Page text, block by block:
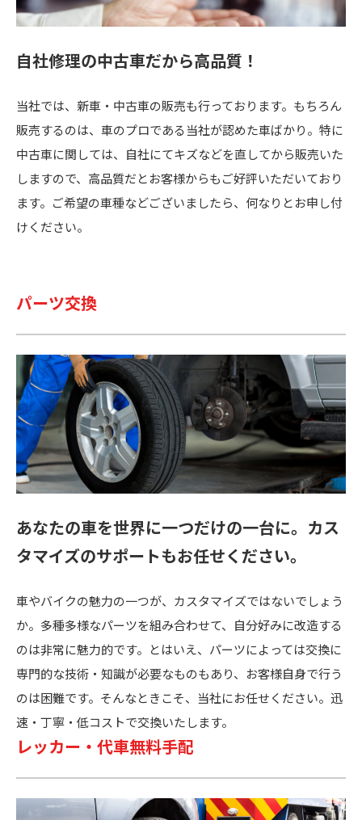
自社修理の中古車だから高品質！
当社では、新車・中古車の販売も行っております。もちろん
販売するのは、車のプロである当社が認めた車ばかり。特に
中古車に関しては、自社にてキズなどを直してから販売いた
しますので、高品質だとお客様からもご好評いただいており
ます。ご希望の車種などございましたら、何なりとお申し付
けください。
パーツ交換
あなたの車を世界に一つだけの一台に。 カス
タマイズのサポートもお任せください。
車やバイクの魅力の一つが、カスタマイズではないでしょう
か。多種多様なパーツを組み合わせて、自分好みに改造する
のは非常に魅力的です。とはいえ、パーツによっては交換に
専門的な技術・知識が必要なものもあり、お客様自身で行う
のは困難です。そんなときこそ、当社にお任せください。迅
速・丁寧・低コストで交換いたします。
レッカー・代車無料手配